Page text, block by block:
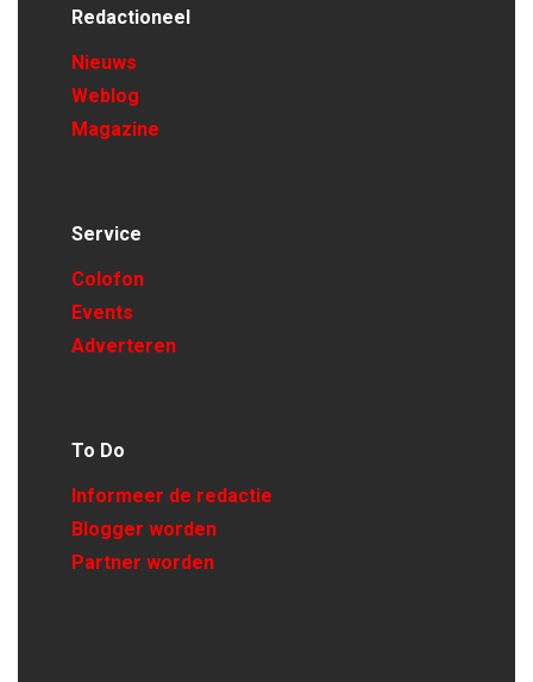
Redactioneel
Nieuws
Weblog
Magazine
Service
Colofon
Events
Adverteren
To Do
Informeer de redactie
Blogger worden
Partner worden